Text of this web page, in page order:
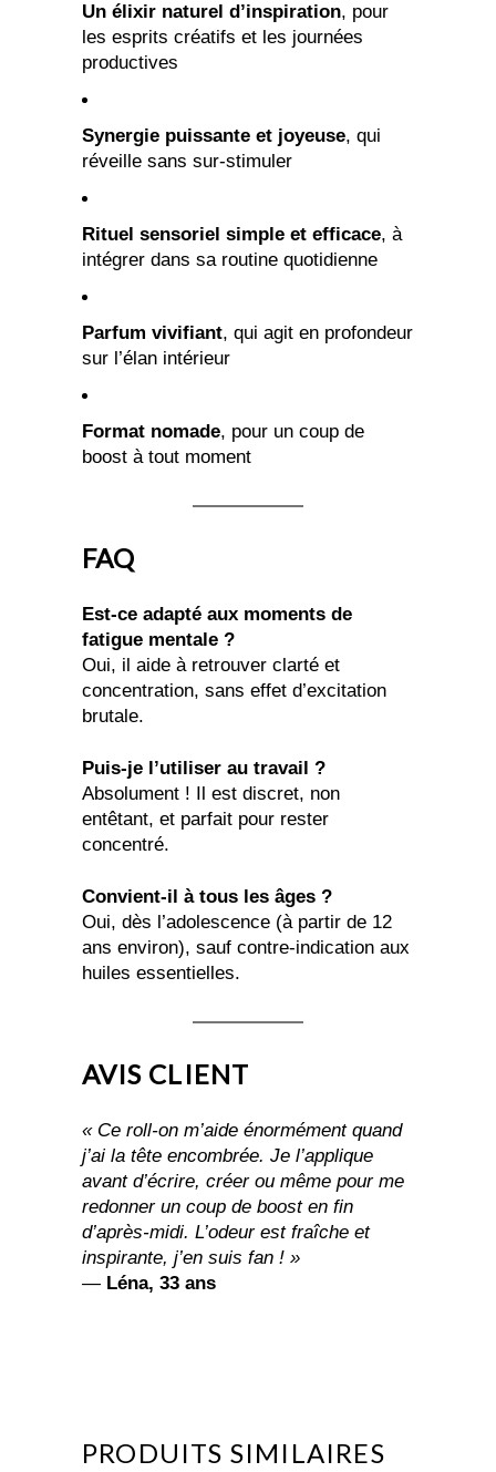
Un élixir naturel d’inspiration, pour
les esprits créatifs et les journées
productives
Synergie puissante et joyeuse, qui
réveille sans sur-stimuler
Rituel sensoriel simple et efficace, à
intégrer dans sa routine quotidienne
Parfum vivifiant, qui agit en profondeur
sur l’élan intérieur
Format nomade, pour un coup de
boost à tout moment
FAQ
Est-ce adapté aux moments de
fatigue mentale ?
Oui, il aide à retrouver clarté et
concentration, sans effet d’excitation
brutale.
Puis-je l’utiliser au travail ?
Absolument ! Il est discret, non
entêtant, et parfait pour rester
concentré.
Convient-il à tous les âges ?
Oui, dès l’adolescence (à partir de 12
ans environ), sauf contre-indication aux
huiles essentielles.
AVIS CLIENT
« Ce roll-on m’aide énormément quand
j’ai la tête encombrée. Je l’applique
avant d’écrire, créer ou même pour me
redonner un coup de boost en fin
d’après-midi. L’odeur est fraîche et
inspirante, j’en suis fan ! »
— Léna, 33 ans
PRODUITS SIMILAIRES